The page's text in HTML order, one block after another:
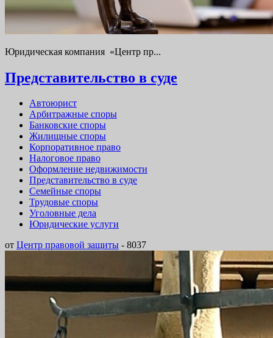
Юридическая компания «Центр пр...
Представительство в суде
Автоюрист
Арбитражные споры
Банковские споры
Жилищные споры
Корпоративное право
Налоговое право
Оформление недвижимости
Представительство в суде
Семейные споры
Трудовые споры
Уголовные дела
Юридические услуги
от Центр правовой защиты - 8037